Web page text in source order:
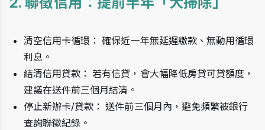
清空信用卡循環： 確保近一年無延遲繳款、無動用循環
利息。
結清信用貸款： 若有信貸，會大幅降低房貸可貸額度，
建議在送件前三個月結清。
停止新辦卡/貸款： 送件前三個月內，避免頻繁被銀行
查詢聯徵紀錄。